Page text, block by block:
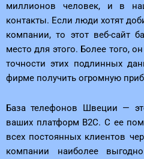
миллионов человек, и в
контакты. Если люди хотят
компании, то этот веб-сайт
место для этого. Более того,
точности этих подлинных
фирме получить огромную
База телефонов Швеции —
ваших платформ B2C. С ее
всех постоянных клиентов
компании наиболее